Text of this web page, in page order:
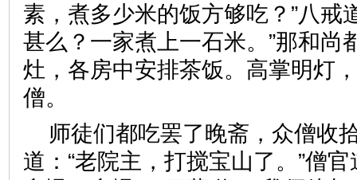
素，煮多少米的饭方够吃？”八戒
甚么？一家煮上一石米。”那和尚
灶，各房中安排茶饭。高掌明灯
僧。
师徒们都吃罢了晚斋，众僧收
道：“老院主，打搅宝山了。”僧